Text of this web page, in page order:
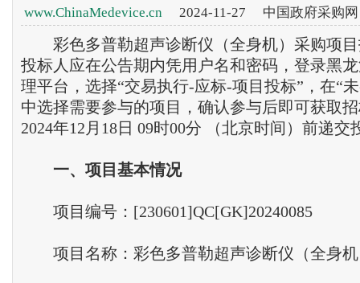
www.ChinaMedevice.cn 2024-11-27 中国政府采购
彩色多普勒超声诊断仪（全身机）采购项目
投标人应在公告期内凭用户名和密码，登录黑
理平台，选择“交易执行-应标-项目投标”，在“
中选择需要参与的项目，确认参与后即可获取
2024年12月18日 09时00分 （北京时间）前递交
一、 项目基本情况
项目编号：[230601]QC[GK]20240085
项目名称：彩色多普勒超声诊断仪（全身机